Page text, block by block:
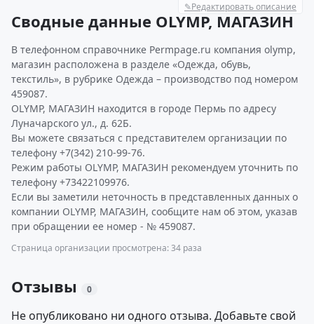
✎Редактировать описание
Сводные данные OLYMP, МАГАЗИН
В телефонном справочнике Permpage.ru компания olymp,
магазин расположена в разделе «Одежда, обувь,
текстиль», в рубрике Одежда – производство под номером
459087.
OLYMP, МАГАЗИН находится в городе Пермь по адресу
Луначарского ул., д. 62Б.
Вы можете связаться с представителем организации по
телефону +7(342) 210-99-76.
Режим работы OLYMP, МАГАЗИН рекомендуем уточнить по
телефону +73422109976.
Если вы заметили неточность в представленных данных о
компании OLYMP, МАГАЗИН, сообщите нам об этом, указав
при обращении ее номер - № 459087.
Страница организации просмотрена: 34 раза
Отзывы 0
Не опубликовано ни одного отзыва. Добавьте свой